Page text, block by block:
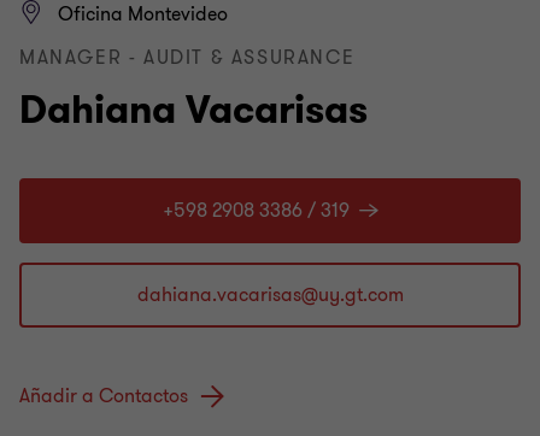
Dahiana Vacarisas
Oficina Montevideo
MANAGER - AUDIT & ASSURANCE
+598 2908 3386 / 319
Añadir a Contactos